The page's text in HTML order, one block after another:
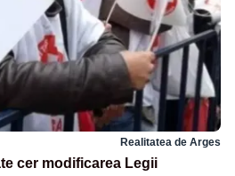
Realitatea de Arges
cer modificarea Legii